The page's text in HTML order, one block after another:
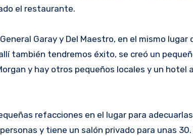
el restaurante.
Garay y Del Maestro, en el mismo
también tendremos éxito, se creó un
y hay otros pequeños locales y un hotel
refacciones en el lugar para
y tiene un salón privado para unas